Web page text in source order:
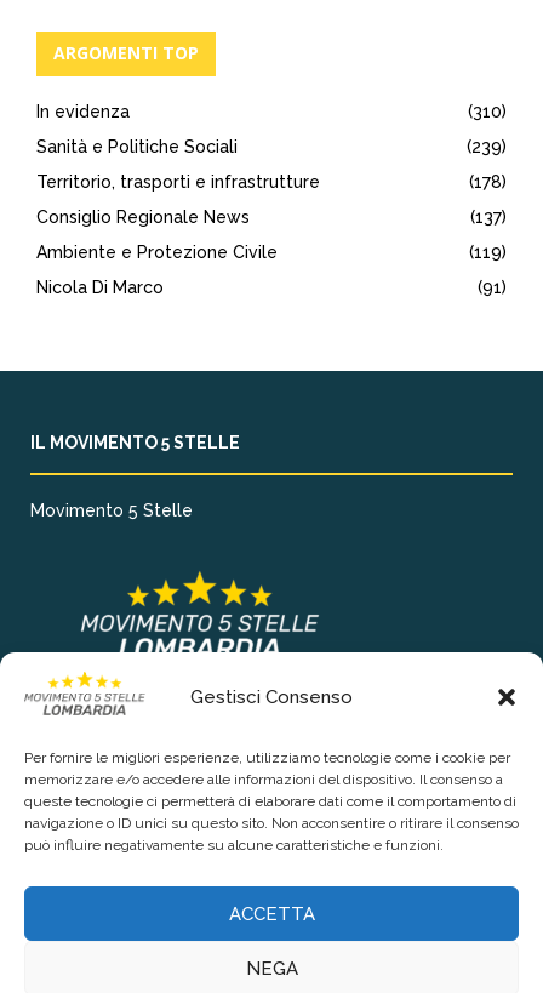
Gestisci Consenso
Per fornire le migliori esperienze, utilizziamo tecnologie come i cookie per
memorizzare e/o accedere alle informazioni del dispositivo. Il consenso a
queste tecnologie ci permetterà di elaborare dati come il comportamento di
navigazione o ID unici su questo sito. Non acconsentire o ritirare il consenso
può influire negativamente su alcune caratteristiche e funzioni.
ACCETTA
NEGA
ARGOMENTI TOP
In evidenza
(310)
Sanità e Politiche Sociali
(239)
Territorio, trasporti e infrastrutture
(178)
Consiglio Regionale News
(137)
Ambiente e Protezione Civile
(119)
Nicola Di Marco
(91)
IL MOVIMENTO 5 STELLE
Movimento 5 Stelle
COLLEGAMENTI PRINCIPALI
Contattaci
Privacy Policy